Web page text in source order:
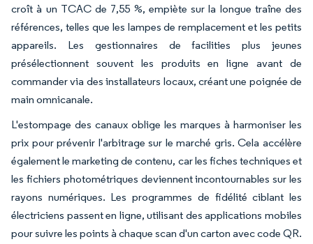
croît à un TCAC de 7,55 %, empiète sur la longue traîne des
références, telles que les lampes de remplacement et les petits
appareils. Les gestionnaires de facilities plus jeunes
présélectionnent souvent les produits en ligne avant de
commander via des installateurs locaux, créant une poignée de
main omnicanale.
L'estompage des canaux oblige les marques à harmoniser les
prix pour prévenir l'arbitrage sur le marché gris. Cela accélère
également le marketing de contenu, car les fiches techniques et
les fichiers photométriques deviennent incontournables sur les
rayons numériques. Les programmes de fidélité ciblant les
électriciens passent en ligne, utilisant des applications mobiles
pour suivre les points à chaque scan d'un carton avec code QR.